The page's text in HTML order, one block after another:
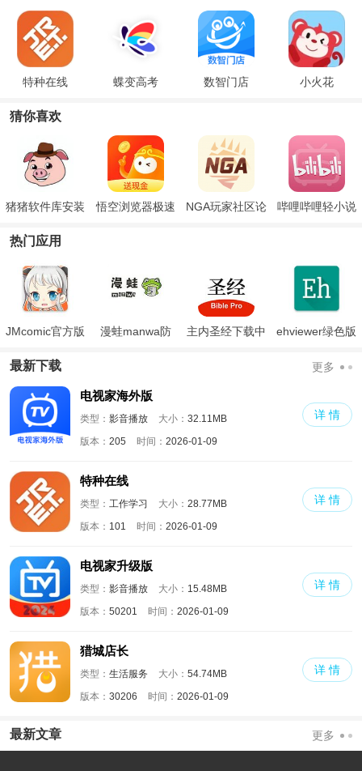
特种在线 蝶变高考 数智门店 小火花
猜你喜欢
猪猪软件库安装
下载
悟空浏览器极速
NGA玩家社区论
哔哩哔哩轻小说
热门应用
JMcomic官方版
漫蛙manwa防
主内圣经下载中
ehviewer绿色版
最新下载 更多
电视家海外版
类型： 影音播放 大小： 32.11MB
版本： 205 时间： 2026-01-09
详 情
特种在线
类型： 工作学习 大小： 28.77MB
版本： 101 时间： 2026-01-09
详 情
电视家升级版
类型： 影音播放 大小： 15.48MB
版本： 50201 时间： 2026-01-09
详 情
猎城店长
类型： 生活服务 大小： 54.74MB
版本： 30206 时间： 2026-01-09
详 情
最新文章 更多